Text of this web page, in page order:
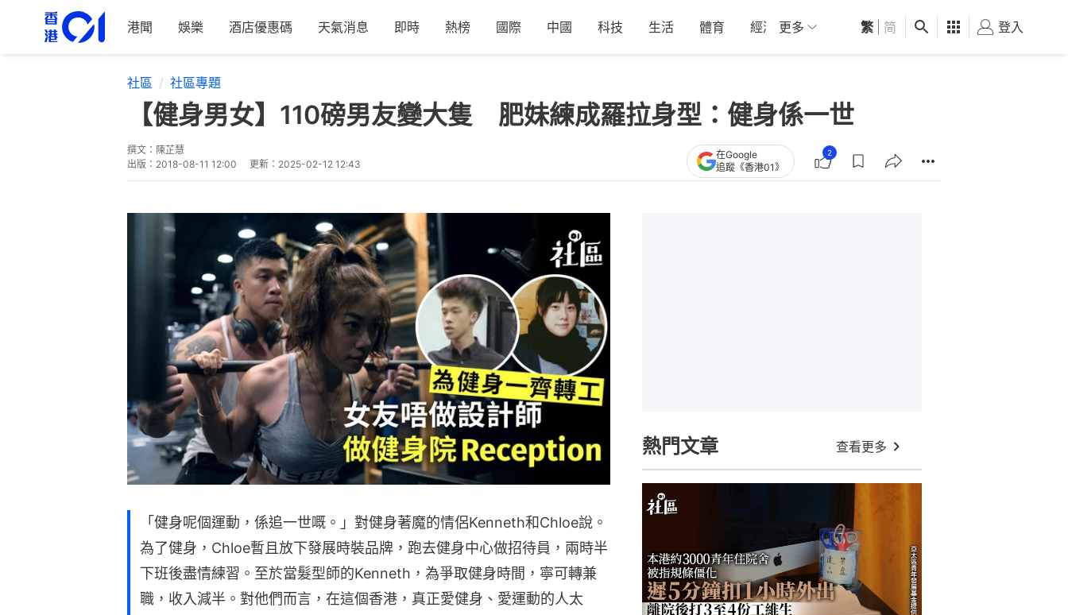
港聞 娛樂 酒店優惠碼 天氣消息 即時 熱榜 國際 中國 科技 生活 體育 經濟 01深圳 觀點 健康 好食玩飛
更多 繁 简 登入
社區 社區專題
【健身男女】110磅男友變大隻 肥妹練成羅拉身型：健身係一世
撰文： 陳芷慧
出版： 2018-08-11 12:00 更新： 2025-02-12 12:43
在Google
追蹤《香港01》
2
「健身呢個運動，係追一世嘅。」對健身著魔的情侶Kenneth和Chloe說。
為了健身，Chloe暫且放下發展時裝品牌，跑去健身中心做招待員，兩時半
下班後盡情練習。至於當髮型師的Kenneth，為爭取健身時間，寧可轉兼
職，收入減半。對他們而言，在這個香港，真正愛健身、愛運動的人太
熱門文章 查看更多